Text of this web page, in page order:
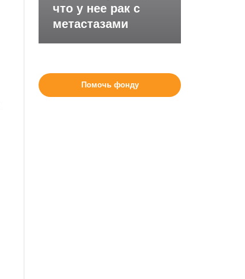
что у нее рак с
метастазами
Помочь фонду